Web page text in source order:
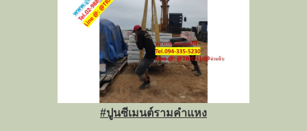
#ปูนซีเมนต์รามคำแหง